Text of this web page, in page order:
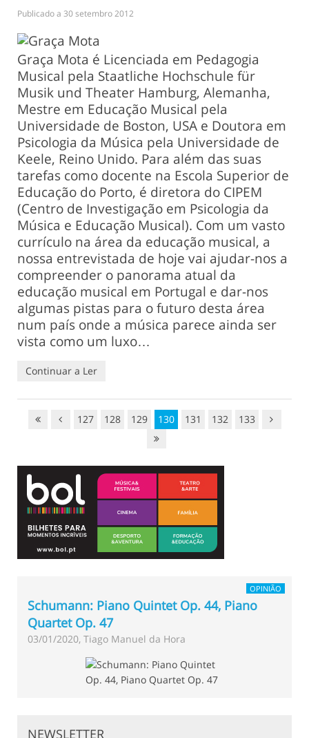
Publicado a 30 setembro 2012
Graça Mota é Licenciada em Pedagogia
Musical pela Staatliche Hochschule für
Musik und Theater Hamburg, Alemanha,
Mestre em Educação Musical pela
Universidade de Boston, USA e Doutora em
Psicologia da Música pela Universidade de
Keele, Reino Unido. Para além das suas
tarefas como docente na Escola Superior de
Educação do Porto, é diretora do CIPEM
(Centro de Investigação em Psicologia da
Música e Educação Musical). Com um vasto
currículo na área da educação musical, a
nossa entrevistada de hoje vai ajudar-nos a
compreender o panorama atual da
educação musical em Portugal e dar-nos
algumas pistas para o futuro desta área
num país onde a música parece ainda ser
vista como um luxo…
Continuar a Ler
127 128 129 130 131 132 133
OPINIÃO
Schumann: Piano Quintet Op. 44, Piano
Quartet Op. 47
03/01/2020, Tiago Manuel da Hora
NEWSLETTER